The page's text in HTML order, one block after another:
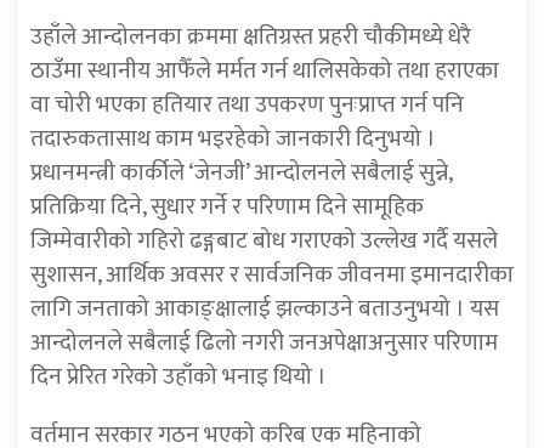
उहाँले आन्दोलनका क्रममा क्षतिग्रस्त प्रहरी चौकीमध्ये धेरै
ठाउँमा स्थानीय आफैँले मर्मत गर्न थालिसकेको तथा हराएका
वा चोरी भएका हतियार तथा उपकरण पुनःप्राप्त गर्न पनि
तदारुकतासाथ काम भइरहेको जानकारी दिनुभयो ।
प्रधानमन्त्री कार्कीले ‘जेनजी’ आन्दोलनले सबैलाई सुन्ने,
प्रतिक्रिया दिने, सुधार गर्ने र परिणाम दिने सामूहिक
जिम्मेवारीको गहिरो ढङ्गबाट बोध गराएको उल्लेख गर्दै यसले
सुशासन, आर्थिक अवसर र सार्वजनिक जीवनमा इमानदारीका
लागि जनताको आकाङ्क्षालाई झल्काउने बताउनुभयो । यस
आन्दोलनले सबैलाई ढिलो नगरी जनअपेक्षाअनुसार परिणाम
दिन प्रेरित गरेको उहाँको भनाइ थियो ।
वर्तमान सरकार गठन भएको करिब एक महिनाको